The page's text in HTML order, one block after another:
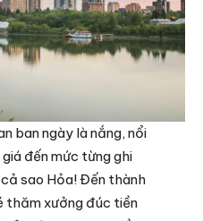
ban ngày là nắng, nổi
đến mức từng ghi
sao Hỏa! Đến thành
thăm xưởng đúc tiền